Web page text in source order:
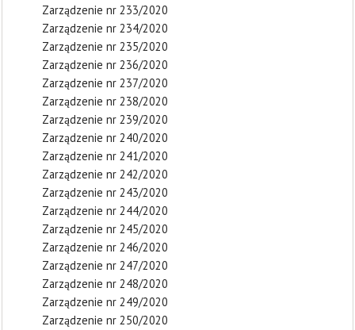
Zarządzenie nr 233/2020
Zarządzenie nr 234/2020
Zarządzenie nr 235/2020
Zarządzenie nr 236/2020
Zarządzenie nr 237/2020
Zarządzenie nr 238/2020
Zarządzenie nr 239/2020
Zarządzenie nr 240/2020
Zarządzenie nr 241/2020
Zarządzenie nr 242/2020
Zarządzenie nr 243/2020
Zarządzenie nr 244/2020
Zarządzenie nr 245/2020
Zarządzenie nr 246/2020
Zarządzenie nr 247/2020
Zarządzenie nr 248/2020
Zarządzenie nr 249/2020
Zarządzenie nr 250/2020